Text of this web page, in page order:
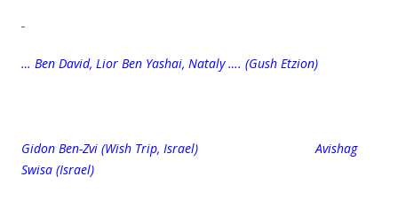
… Ben David, Lior Ben Yashai, Nataly …. (Gush Etzion)
Gidon Ben-Zvi (Wish Trip, Israel)
Avishag
Swisa (Israel)